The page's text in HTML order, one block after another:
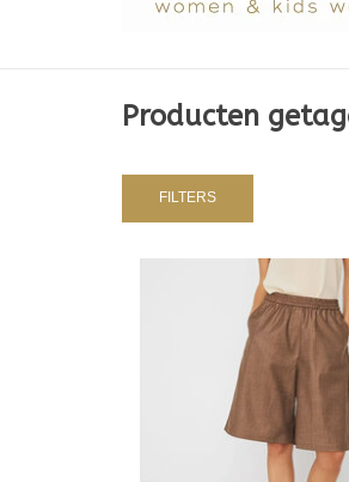
Producten
FILTERS
STELLA NOVA STRIPED
BROWN 735
TOEVOEGEN AAN